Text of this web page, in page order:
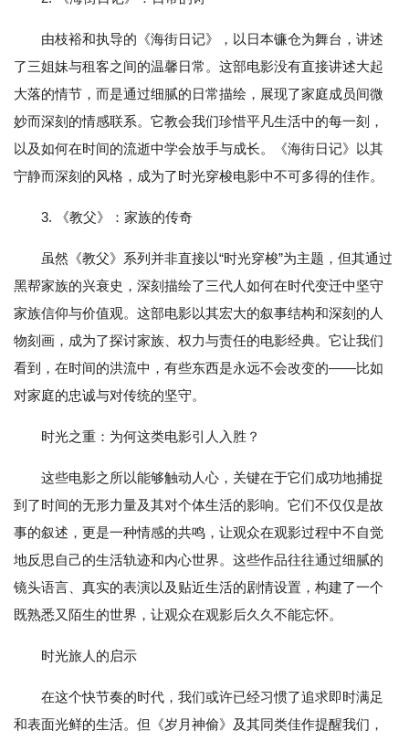
由枝裕和执导的《海街日记》，以日本镰仓为舞台，讲述
了三姐妹与租客之间的温馨日常。这部电影没有直接讲述大起
大落的情节，而是通过细腻的日常描绘，展现了家庭成员间微
妙而深刻的情感联系。它教会我们珍惜平凡生活中的每一刻，
以及如何在时间的流逝中学会放手与成长。《海街日记》以其
宁静而深刻的风格，成为了时光穿梭电影中不可多得的佳作。
3. 《教父》：家族的传奇
虽然《教父》系列并非直接以“时光穿梭”为主题，但其通过
黑帮家族的兴衰史，深刻描绘了三代人如何在时代变迁中坚守
家族信仰与价值观。这部电影以其宏大的叙事结构和深刻的人
物刻画，成为了探讨家族、权力与责任的电影经典。它让我们
看到，在时间的洪流中，有些东西是永远不会改变的——比如
对家庭的忠诚与对传统的坚守。
时光之重：为何这类电影引人入胜？
这些电影之所以能够触动人心，关键在于它们成功地捕捉
到了时间的无形力量及其对个体生活的影响。它们不仅仅是故
事的叙述，更是一种情感的共鸣，让观众在观影过程中不自觉
地反思自己的生活轨迹和内心世界。这些作品往往通过细腻的
镜头语言、真实的表演以及贴近生活的剧情设置，构建了一个
既熟悉又陌生的世界，让观众在观影后久久不能忘怀。
时光旅人的启示
在这个快节奏的时代，我们或许已经习惯了追求即时满足
和表面光鲜的生活。但《岁月神偷》及其同类佳作提醒我们，